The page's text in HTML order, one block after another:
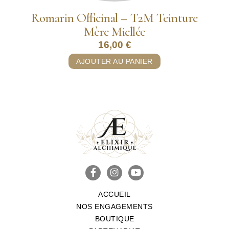
Romarin Officinal – T2M Teinture
Mère Miellée
16,00 €
AJOUTER AU PANIER
ACCUEIL
NOS ENGAGEMENTS
BOUTIQUE